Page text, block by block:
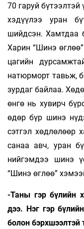
70 гаруй
хэдүүлээ уран
шийдсэн. Хамтдаа
Харин “Шинэ
цагийн
натюрморт тавьж,
зурдаг байлаа.
өнгө нь хувирч
өдөр бүр шинэ
сэтгэл хөдлөлөөр
санаа авч, уран
нийгэмдээ шинэ
“Шинэ өглөө”
-Таны гэр бүлийн
дээ. Нэг гэр
болон бэрхшээлтэй